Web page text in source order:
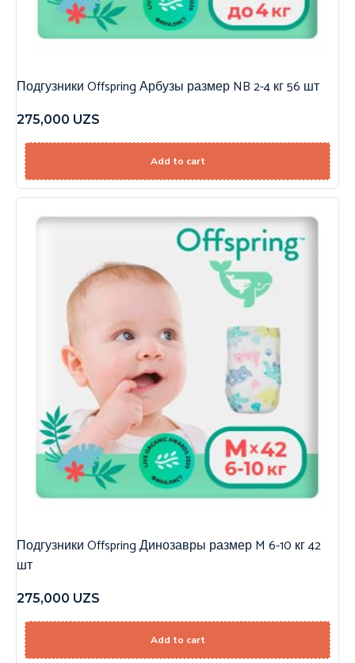
Подгузники Offspring Арбузы размер NB 2-4 кг 56 шт
275,000 UZS
Add to cart
Подгузники Offspring Динозавры размер M 6-10 кг 42
шт
275,000 UZS
Add to cart